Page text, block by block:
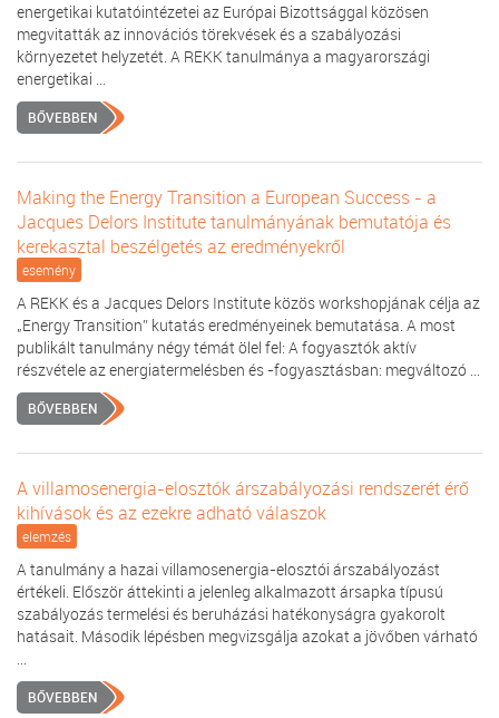
energetikai kutatóintézetei az Európai Bizottsággal közösen
megvitatták az innovációs törekvések és a szabályozási
környezetet helyzetét. A REKK tanulmánya a magyarországi
energetikai ...
BŐVEBBEN
Making the Energy Transition a European Success - a
Jacques Delors Institute tanulmányának bemutatója és
kerekasztal beszélgetés az eredményekről
esemény
A REKK és a Jacques Delors Institute közös workshopjának célja az
„Energy Transition” kutatás eredményeinek bemutatása. A most
publikált tanulmány négy témát ölel fel: A fogyasztók aktív
részvétele az energiatermelésben és -fogyasztásban: megváltozó ...
BŐVEBBEN
A villamosenergia-elosztók árszabályozási rendszerét érő
kihívások és az ezekre adható válaszok
elemzés
A tanulmány a hazai villamosenergia-elosztói árszabályozást
értékeli. Először áttekinti a jelenleg alkalmazott ársapka típusú
szabályozás termelési és beruházási hatékonyságra gyakorolt
hatásait. Második lépésben megvizsgálja azokat a jövőben várható
...
BŐVEBBEN